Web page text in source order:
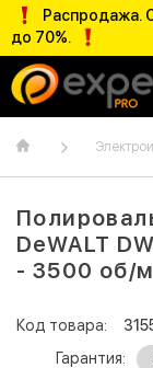
Распродажа.
до 70%.
DeWALT
- 3500 об/
Код товара:
Гарантия: